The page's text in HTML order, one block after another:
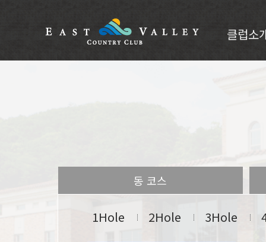
클럽소
동 코스
1Hole 2Hole 3Hole